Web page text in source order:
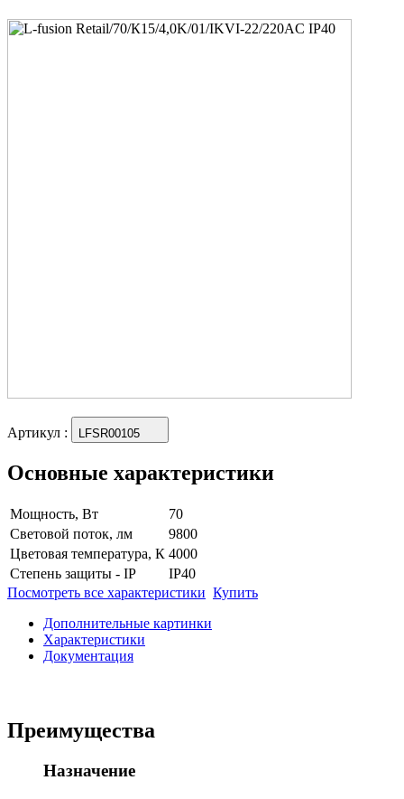
Артикул : LFSR00105
Основные характеристики
Мощность, Вт
70
Световой поток, лм
9800
Цветовая температура, К 4000
Степень защиты - IP
IP40
Посмотреть все характеристики Купить
Дополнительные картинки
Характеристики
Документация
Преимущества
Назначение